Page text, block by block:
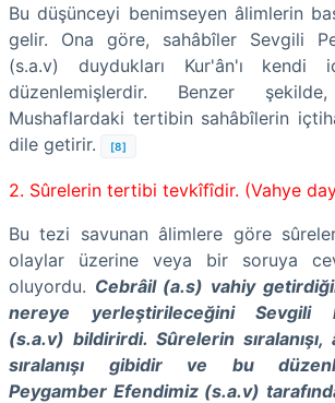
Bu düşünceyi benimseyen âlimlerin
gelir. Ona göre, sahâbîler Sevgili
(s.a.v) duydukları Kur'ân'ı kendi
düzenlemişlerdir. Benzer
Mushaflardaki tertibin sahâbîlerin
dile getirir.
[8]
2. Sûrelerin tertibi tevkîfîdir. (Vahye
Bu tezi savunan âlimlere göre
olaylar üzerine veya bir soruya
oluyordu. Cebrâil (a.s) vahiy
nereye yerleştirileceğini Sevgili
(s.a.v) bildirirdi. Sûrelerin
sıralanışı gibidir ve bu
Peygamber Efendimiz (s.a.v)